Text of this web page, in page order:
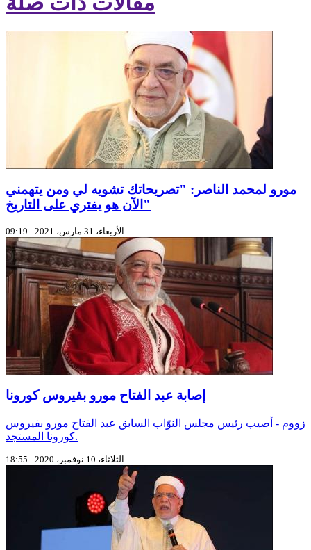
مورو لمحمد الناصر: "تصريحاتك تشويه لي ومن يتهمني
الآن هو يفتري على التاريخ"
الأربعاء، 31 مارس، 2021 - 09:19
إصابة عبد الفتاح مورو بفيروس كورونا
زووم - أصيب رئيس مجلس النوّاب السابق عبد الفتاح مورو بفيروس
كورونا المستجد.
الثلاثاء، 10 نوفمبر، 2020 - 18:55